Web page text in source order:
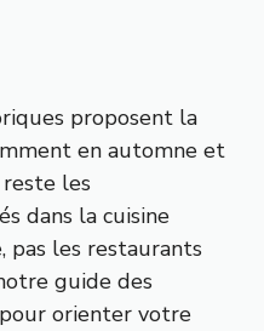
proposent la
en automne et
les
dans la cuisine
pas les restaurants
guide des
pour orienter votre